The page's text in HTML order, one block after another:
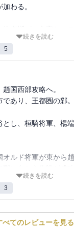
わる。
々と進めていた。
和の連合軍。秦軍
続きを読む
5
国西部攻略へ。
あり、王都圏の鄴。
し、桓騎将軍、楊
ルド将軍が東から
りの大戦。
続きを読む
3
べてのレビューを見る